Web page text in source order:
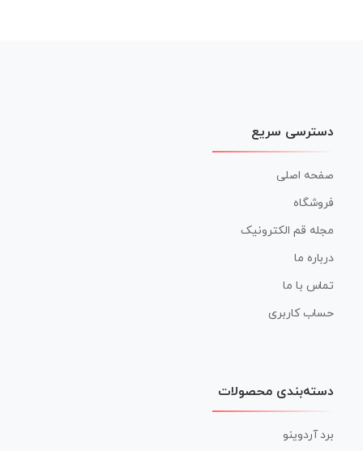
دسترسی سریع
صفحه اصلی
فروشگاه
مجله قم الکترونیک
درباره ما
تماس با ما
حساب کاربری
دسته‌بندی محصولات
برد آردوینو